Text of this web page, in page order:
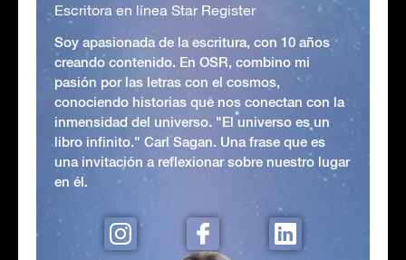
Escritora en línea Star Register
Soy apasionada de la escritura, con 10 años
creando contenido. En OSR, combino mi
pasión por las letras con el cosmos,
conociendo historias que nos conectan con la
inmensidad del universo. "El universo es un
libro infinito." Carl Sagan. Una frase que es
una invitación a reflexionar sobre nuestro lugar
en él.